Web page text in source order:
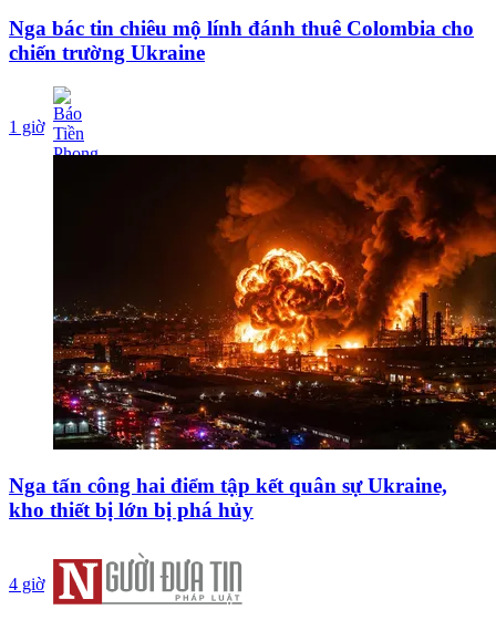
Nga bác tin chiêu mộ lính đánh thuê Colombia cho
chiến trường Ukraine
1 giờ
Nga tấn công hai điểm tập kết quân sự Ukraine,
kho thiết bị lớn bị phá hủy
4 giờ